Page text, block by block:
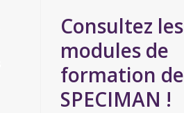
Consultez les
modules de
formation de
SPECIMAN !